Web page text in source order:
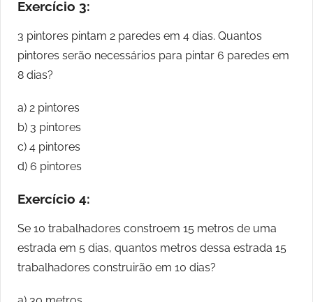
Exercício 3:
3 pintores pintam 2 paredes em 4 dias. Quantos
pintores serão necessários para pintar 6 paredes em
8 dias?
a) 2 pintores
b) 3 pintores
c) 4 pintores
d) 6 pintores
Exercício 4:
Se 10 trabalhadores constroem 15 metros de uma
estrada em 5 dias, quantos metros dessa estrada 15
trabalhadores construirão em 10 dias?